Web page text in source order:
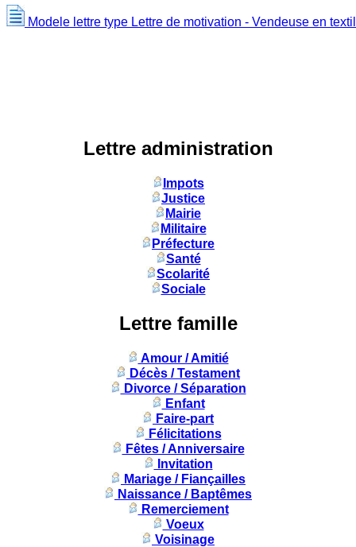
Modele lettre type Lettre de motivation - Vendeuse en
Lettre administration
Impots
Justice
Mairie
Militaire
Préfecture
Santé
Scolarité
Sociale
Lettre famille
Amour / Amitié
Décès / Testament
Divorce / Séparation
Enfant
Faire-part
Félicitations
Fêtes / Anniversaire
Invitation
Mariage / Fiançailles
Naissance / Baptêmes
Remerciement
Voeux
Voisinage